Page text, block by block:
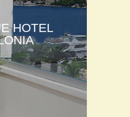
HOTEL